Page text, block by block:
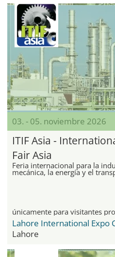
03. - 05. noviembre 2026
ITIF Asia -
Fair Asia
Feria internacional para la
mecánica, la energía y el
únicamente para visitantes
Lahore International Expo
Lahore